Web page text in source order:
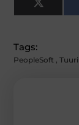
X
Tags:
PeopleSoft ,